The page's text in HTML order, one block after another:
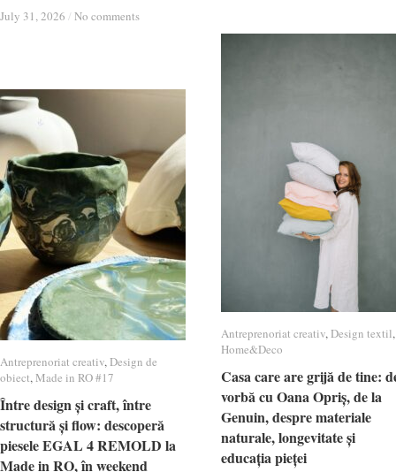
July 31, 2026 / No comments
July 31, 2026 / No comments
Antreprenoriat creativ,Design textil,
Home&Deco
Casa care are grijă de tine:
vorbă cu Oana Opriș, de la
Genuin, despre materiale
naturale, longevitate și
educația pieței
Antreprenoriat creativ Design textil
Home&Deco
Casa care are grijă de tine:
vorbă cu Oana Opriș, de la
Genuin, despre materiale
naturale, longevitate și
educația pieței
Antreprenoriat creativ,Design de
obiect,Made in RO #17
Între design și craft, între
structură și flow: descoperă
piesele EGAL 4 REMOLD la
Made in RO, în weekend
Antreprenoriat creativ Design de
obiect Made in RO #17
Între design și craft, între
structură și flow: descoperă
piesele EGAL 4 REMOLD la
Made in RO, în weekend